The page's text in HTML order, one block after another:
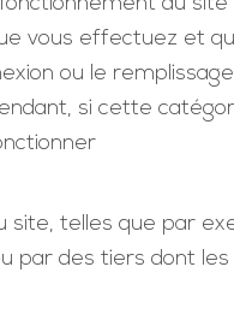
vous effectuez et
ou le
si cette
telles que par
par des tiers dont